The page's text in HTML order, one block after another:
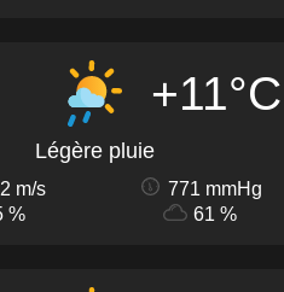
+11°C
Légère pluie
m/s
771 mmHg
%
61 %